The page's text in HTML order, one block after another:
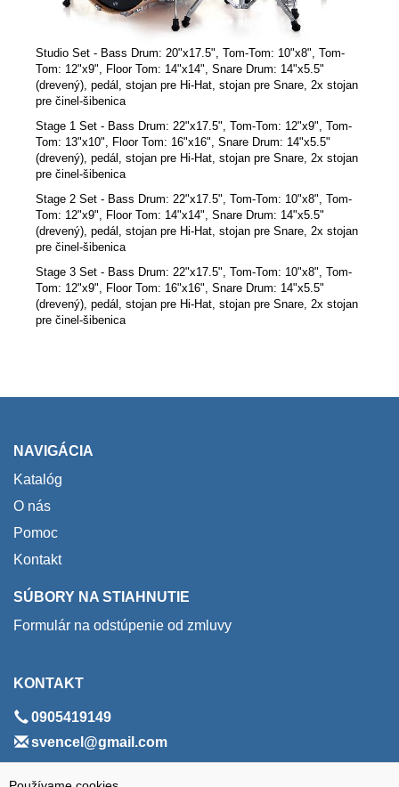
Studio Set - Bass Drum: 20"x17.5", Tom-Tom: 10"x8", Tom-
Tom: 12"x9", Floor Tom: 14"x14", Snare Drum: 14"x5.5"
(drevený), pedál, stojan pre Hi-Hat, stojan pre Snare, 2x stojan
pre činel-šibenica
Stage 1 Set - Bass Drum: 22"x17.5", Tom-Tom: 12"x9", Tom-
Tom: 13"x10", Floor Tom: 16"x16", Snare Drum: 14"x5.5"
(drevený), pedál, stojan pre Hi-Hat, stojan pre Snare, 2x stojan
pre činel-šibenica
Stage 2 Set - Bass Drum: 22"x17.5", Tom-Tom: 10"x8", Tom-
Tom: 12"x9", Floor Tom: 14"x14", Snare Drum: 14"x5.5"
(drevený), pedál, stojan pre Hi-Hat, stojan pre Snare, 2x stojan
pre činel-šibenica
Stage 3 Set - Bass Drum: 22"x17.5", Tom-Tom: 10"x8", Tom-
Tom: 12"x9", Floor Tom: 16"x16", Snare Drum: 14"x5.5"
(drevený), pedál, stojan pre Hi-Hat, stojan pre Snare, 2x stojan
pre činel-šibenica
NAVIGÁCIA
Katalóg
O nás
Pomoc
Kontakt
SÚBORY NA STIAHNUTIE
Formulár na odstúpenie od zmluvy
KONTAKT
0905419149
svencel@gmail.com